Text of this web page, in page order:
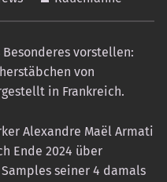
vorstellen:
von
in Frankreich.
Alexandre Maël Armati
Ende 2024 über
seiner 4 damals